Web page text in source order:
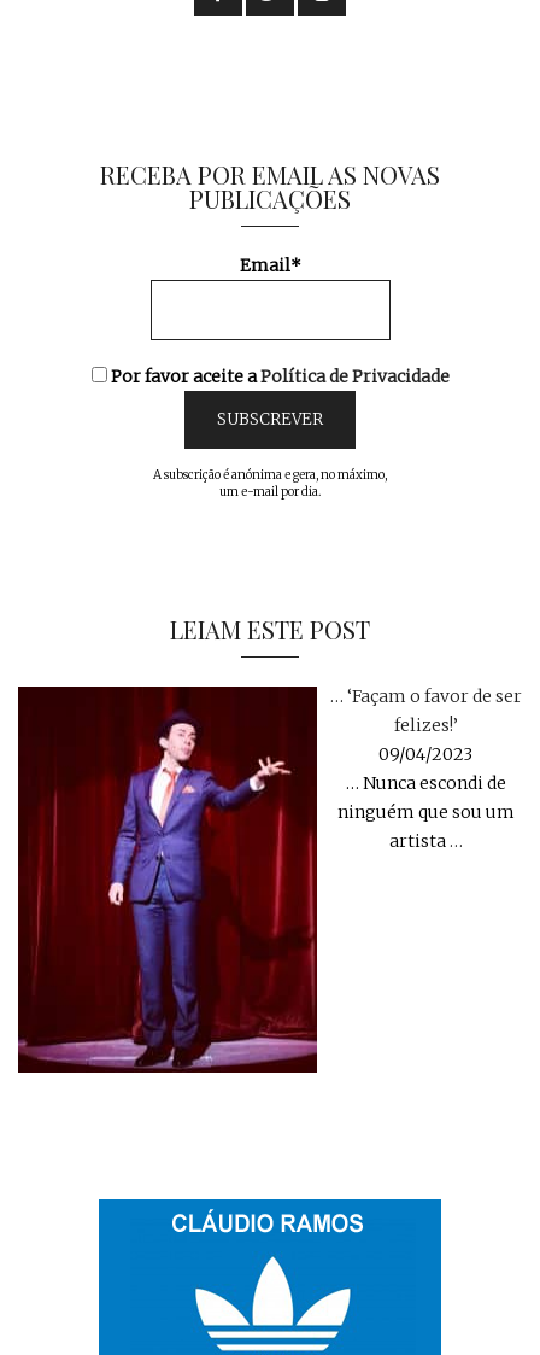
RECEBA POR EMAIL AS NOVAS
PUBLICAÇÕES
Email*
Por favor aceite aPolítica de Privacidade
A subscrição é anónima e gera, no máximo,
um e-mail por dia.
LEIAM ESTE POST
… ‘Façam o favor de ser
felizes!’
09/04/2023
… Nunca escondi de
ninguém que sou um
artista…